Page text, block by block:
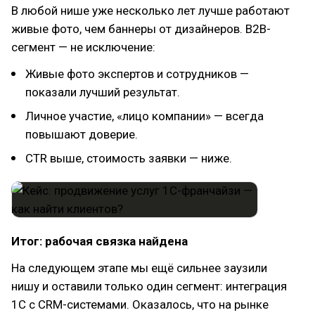
В любой нише уже несколько лет лучше работают
живые фото, чем баннеры от дизайнеров. B2B-
сегмент — не исключение:
Живые фото экспертов и сотрудников —
показали лучший результат.
Личное участие, «лицо компании» — всегда
повышают доверие.
CTR выше, стоимость заявки — ниже.
Итог: рабочая связка найдена
На следующем этапе мы ещё сильнее заузили
нишу и оставили только один сегмент: интеграция
1С с CRM-системами. Оказалось, что на рынке